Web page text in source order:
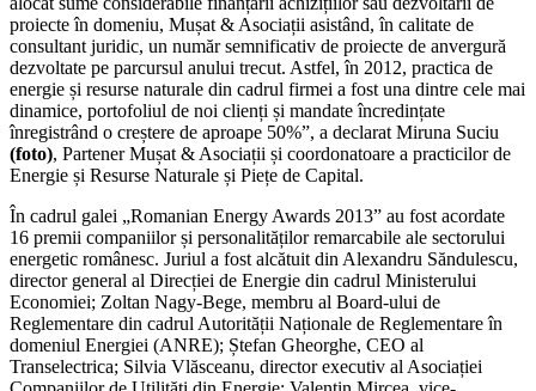
proiecte în domeniu, Mușat & Asociații asistând, în calitate de
consultant juridic, un număr semnificativ de proiecte de anvergură
dezvoltate pe parcursul anului trecut. Astfel, în 2012, practica de
energie și resurse naturale din cadrul firmei a fost una dintre cele mai
dinamice, portofoliul de noi clienți și mandate încredințate
înregistrând o creștere de aproape 50%”, a declarat Miruna Suciu
(foto), Partener Mușat & Asociații și coordonatoare a practicilor de
Energie și Resurse Naturale și Piețe de Capital.
În cadrul galei „Romanian Energy Awards 2013” au fost acordate
16 premii companiilor și personalităților remarcabile ale sectorului
energetic românesc. Juriul a fost alcătuit din Alexandru Săndulescu,
director general al Direcției de Energie din cadrul Ministerului
Economiei; Zoltan Nagy-Bege, membru al Board-ului de
Reglementare din cadrul Autorității Naționale de Reglementare în
domeniul Energiei (ANRE); Ștefan Gheorghe, CEO al
Transelectrica; Silvia Vlăsceanu, director executiv al Asociației